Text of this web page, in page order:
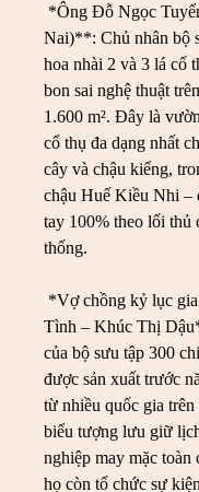
*Ông Đỗ Ngọc
Nai)**: Chủ nhân bộ
hoa nhài 2 và 3 lá cổ
bon sai nghệ thuật
1.600 m². Đây là
cổ thụ đa dạng nhất
cây và chậu kiểng,
chậu Huế Kiều Nhi –
tay 100% theo lối thủ
thống.
*Vợ chồng kỷ lục
Tình – Khúc Thị
của bộ sưu tập 300
được sản xuất trước
từ nhiều quốc gia
biểu tượng lưu giữ
nghiệp may mặc
họ còn tổ chức sự